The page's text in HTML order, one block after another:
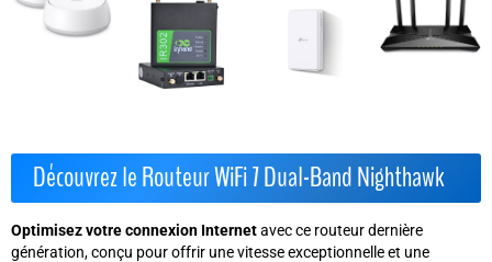
Découvrez le Routeur WiFi 7 Dual-Band Nighthawk
Optimisez votre connexion Internetavec ce routeur dernière
génération, conçu pour offrir une vitesse exceptionnelle et une